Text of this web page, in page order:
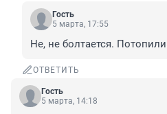
Гость
5 марта, 17:55
Не, не болтается.
ОТВЕТИТЬ
Гость
5 марта, 14:18